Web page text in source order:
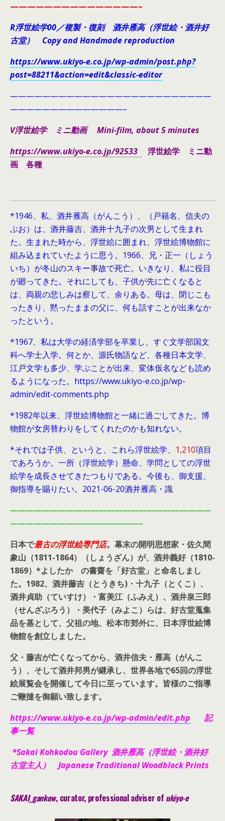
———————————————–
R浮世絵学00／複製・復刻 酒井雁高（浮世絵・酒井好
古堂） Copy and Handmade reproduction
https://www.ukiyo-e.co.jp/wp-admin/post.php?
post=88211&action=edit&classic-editor
—————————————————————————
——————————————–
V浮世絵学 ミニ動画 Mini-film, about 5 minutes
https://www.ukiyo-e.co.jp/92533
浮世絵学 ミニ動
画 各種
*1946、 私、酒井雁高（がんこう）、（戸籍名、信夫の
ぶお）は、酒井藤吉、酒井十九子の次男として生まれ
た。生まれた時から、浮世絵に囲まれ、浮世絵博物館に
組み込まれていたように思う。1966、兄・正一（しょう
いち）が冬山のスキー事故で死亡。いきなり、私に役目
が廻ってきた。それにしても、子供が先に亡くなると
は、両親の悲しみは察して、余りある。母は、閉じこも
ったきり、黙ったままの父に、何も話すことが出来なか
ったという。
*1967、私は大学の経済学部を卒業し、すぐ文学部国文
科へ学士入学。何とか、源氏物語など、各種日本文学、
江戸文学も多少、学ぶことが出来、変体仮名なども読め
るようになった。https://www.ukiyo-e.co.jp/wp-
admin/edit-comments.php
*1982年以来、浮世絵博物館と一緒に過ごしてきた。博
物館が女房替わりをしてくれたのかも知れない。
*それでは子供、というと、これら浮世絵学、 1,210項目
であろうか。一所（浮世絵学）懸命、学問としての浮世
絵学を成長させてきたつもりである。今後も、御支援、
御指導を賜りたい。2021-06-20酒井雁高・識
—————————————————————————
————————————————–
日本で最古の浮世絵専門店。幕末の開明思想家・ 佐久間
象山（1811-1864）（しょうざん）が、酒井義好（1810-
1869）*よしたか の書齋を「好古堂」と命名しまし
た。 1982、酒井藤吉（とうきち)・十九子（とくこ）、
酒井貞助（ていすけ）・富美江（ふみえ）、酒井泉三郎
（せんざぶろう）・美代子（みよこ）らは、好古堂蒐集
品を基として、父祖の地、松本市郊外に、日本浮世絵博
物館を創立しました。
父・藤吉が亡くなってから、酒井信夫・雁高（がんこ
う）、そして酒井邦男が継承し、世界各地で65回の浮世
絵展覧会を開催して今日に至っています。皆様のご指導
ご鞭撻を御願い致します。
https://www.ukiyo-e.co.jp/wp-admin/edit.php 記
事一覧
*Sakai Kohkodou Gallery 酒井雁高（浮世絵・酒井好
古堂主人） Japanese Traditional Woodblock Prints
SAKAI_gankow, curator, professional adviser of ukiyo-e